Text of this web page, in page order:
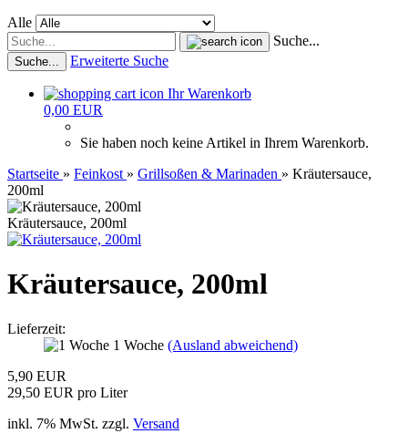
Alle
Suche...
Suche... Erweiterte Suche
Ihr Warenkorb
0,00 EUR
Sie haben noch keine Artikel in Ihrem Warenkorb.
Startseite » Feinkost » Grillsoßen & Marinaden » Kräutersauce,
200ml
Kräutersauce, 200ml
Kräutersauce, 200ml
Lieferzeit:
1 Woche (Ausland abweichend)
5,90 EUR
29,50 EUR pro Liter
inkl. 7% MwSt. zzgl. Versand